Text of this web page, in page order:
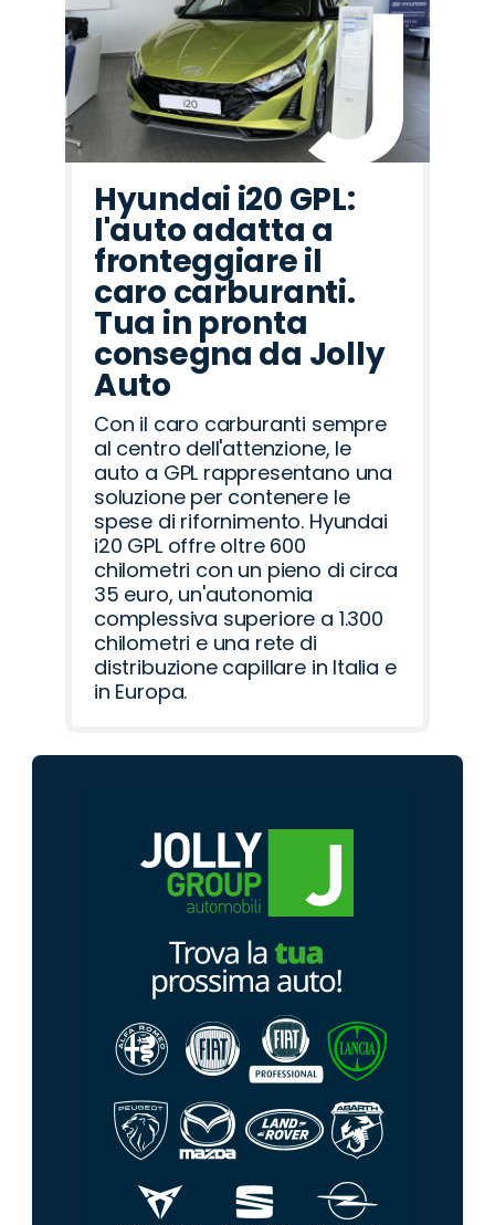
Hyundai i20 GPL:
l'auto adatta a
fronteggiare il
caro carburanti.
Tua in pronta
consegna da Jolly
Auto
Con il caro carburanti sempre
al centro dell'attenzione, le
auto a GPL rappresentano una
soluzione per contenere le
spese di rifornimento. Hyundai
i20 GPL offre oltre 600
chilometri con un pieno di circa
35 euro, un'autonomia
complessiva superiore a 1.300
chilometri e una rete di
distribuzione capillare in Italia e
in Europa.